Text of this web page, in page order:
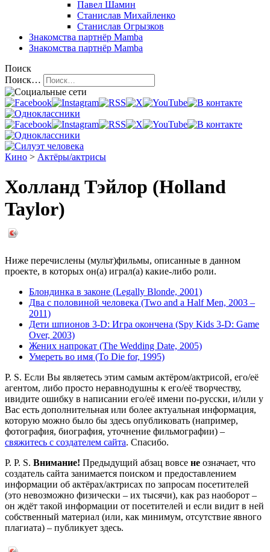
Павел Шамин
Станислав Михайленко
Станислав Огрызков
Знакомства партнёр Mamba
Знакомства партнёр Mamba
Поиск
Поиск…
Кино > Актёры/актрисы
Холланд Тэйлор (Holland
Taylor)
Ниже перечислены (мульт)фильмы, описанные в данном
проекте, в которых он(а) играл(а) какие-либо роли.
Блондинка в законе (Legally Blonde, 2001)
Два с половиной человека (Two and a Half Men, 2003 –
2011)
Дети шпионов 3-D: Игра окончена (Spy Kids 3-D: Game
Over, 2003)
Жених напрокат (The Wedding Date, 2005)
Умереть во имя (To Die for, 1995)
P. S. Если Вы являетесь этим самым актёром/актрисой, его/её
агентом, либо просто неравнодушны к его/её творчеству,
ивидите ошибку в написании его/её имени по-русски, и/или у
Вас есть дополнительная или более актуальная информация,
которую можно было бы здесь опубликовать (например,
фотография, биография, уточнение фильмографии) –
свяжитесь с создателем сайта. Спасибо.
P. P. S. Внимание! Предыдущий абзац вовсе не означает, что
создатель сайта занимается поиском и предоставлением
информации об актёрах/актрисах по запросам посетителей
(это невозможно физически – их тысячи), как раз наоборот –
он ждёт такой информации от посетителей и если видит в ней
собственный материал (или, как минимум, отсутствие явного
плагиата) – публикует здесь.